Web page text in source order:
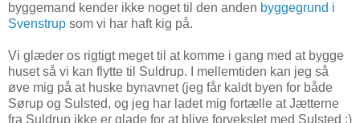
byggemand kender ikke noget til den anden byggegrund i
Svenstrup som vi har haft kig på.
Vi glæder os rigtigt meget til at komme i gang med at bygge
huset så vi kan flytte til Suldrup. I mellemtiden kan jeg så
øve mig på at huske bynavnet (jeg får kaldt byen for både
Sørup og Sulsted, og jeg har ladet mig fortælle at Jætterne
fra Suldrup ikke er glade for at blive forvekslet med Sulsted :)